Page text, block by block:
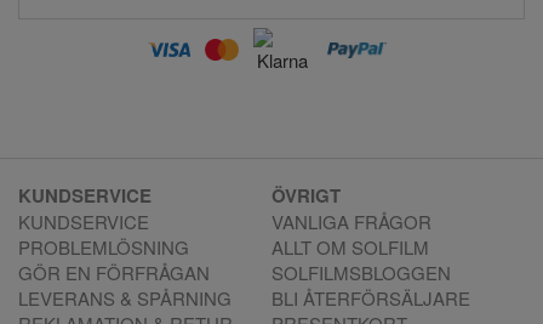
KUNDSERVICE
KUNDSERVICE
PROBLEMLÖSNING
GÖR EN FÖRFRÅGAN
LEVERANS & SPÅRNING
ÖVRIGT
VANLIGA FRÅGOR
ALLT OM SOLFILM
SOLFILMSBLOGGEN
BLI ÅTERFÖRSÄLJARE